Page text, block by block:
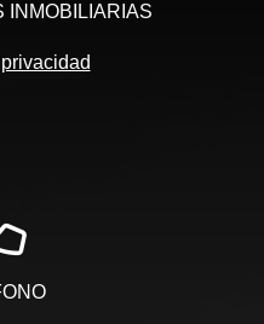
INMOBILIARIAS